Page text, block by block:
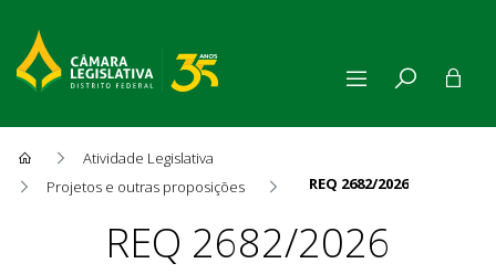
Atividade Legislativa
Projetos e outras proposições
REQ 2682/2026
ProposiçãoREQ 2682/2026